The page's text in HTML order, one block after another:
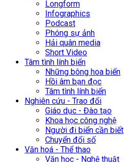
Longform
Infographics
Podcast
Phóng sự ảnh
Hải quân media
Short Video
Tâm tình lính biển
Những bông hoa biển
Hồi âm bạn đọc
Tâm tình lính biển
Nghiên cứu - Trao đổi
Giáo dục - Đào tạo
Khoa học công nghệ
Người đi biển cần biết
Chuyển đổi số
Văn hoá - Thể thao
Văn học - Nghệ thuật